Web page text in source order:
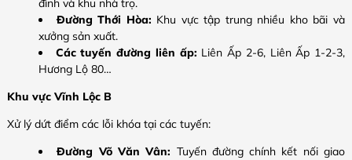
đình và khu nhà trọ.
Đường Thới Hòa: Khu vực tập trung nhiều kho bãi và
xưởng sản xuất.
Các tuyến đường liên ấp: Liên Ấp 2-6, Liên Ấp 1-2-3,
Hương Lộ 80…
Khu vực Vĩnh Lộc B
Xử lý dứt điểm các lỗi khóa tại các tuyến:
Đường Võ Văn Vân: Tuyến đường chính kết nối giao